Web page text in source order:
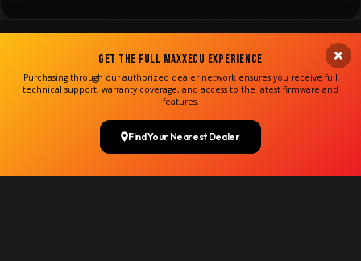
Copyright MaxxECU 2026 ©
(US)
Get the Full MaxxECU Experience
Purchasing through our authorized dealer network ensures you receive full
technical support, warranty coverage, and access to the latest firmware and
features.
Find Your Nearest Dealer